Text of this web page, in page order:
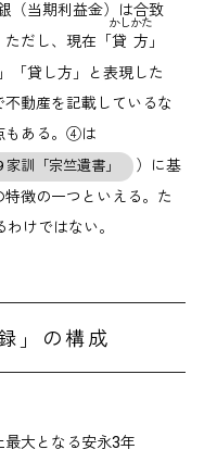
（当期利益金）は合致
だし、現在「 貸方
かしかた
」
「貸し方」と表現した
動産を記載しているな
もある。④は
家訓「宗竺遺書」
）に基
徴の一つといえる。た
けではない。
」の構成
大となる安永3年